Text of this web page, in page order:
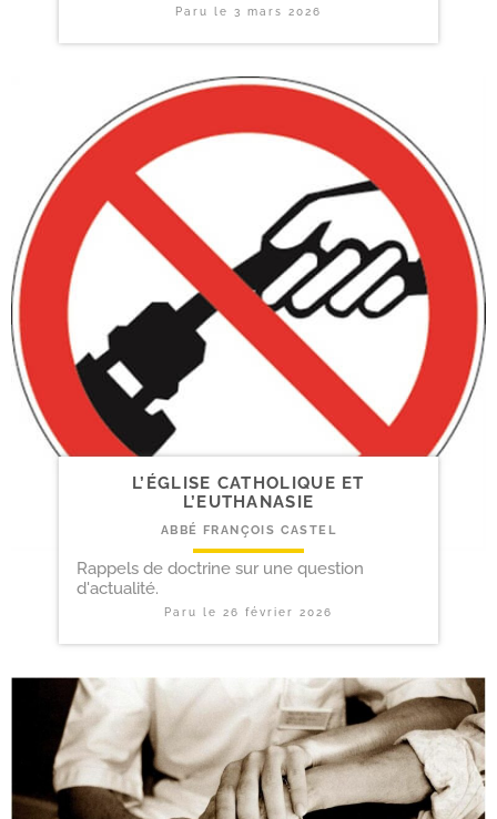
Paru le 3 mars 2026
L’ÉGLISE CATHOLIQUE ET
L’EUTHANASIE
ABBÉ FRANÇOIS CASTEL
Rappels de doctrine sur une question
d'actualité.
Paru le 26 février 2026